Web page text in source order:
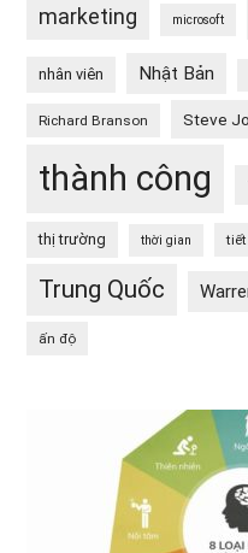
marketing microsoft
nhân viên Nhật Bản
Richard Branson Steve
thành công
thị trường thời gian
Trung Quốc
ấn độ